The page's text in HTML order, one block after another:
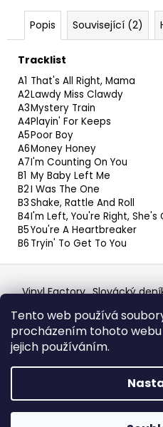
Tento web používá
procházením tohoto webu
jejich používáním.
Popis Související (2)
Tracklist
A1 That's All Right, Mama
A2Lawdy Miss Clawdy
A3Mystery Train
A4Playin' For Keeps
A5Poor Boy
A6Money Honey
A7I'm Counting On You
B1 My Baby Left Me
B2I Was The One
B3Shake, Rattle And Roll
B4I'm Left, You're Right, She's
B5You're A Heartbreaker
B6 Tryin' To Get To You
Z
á Vinyl Factory Slovácký
Discogs Profile
Top
Copyright 2026W
bazarových LP, MC, CD,